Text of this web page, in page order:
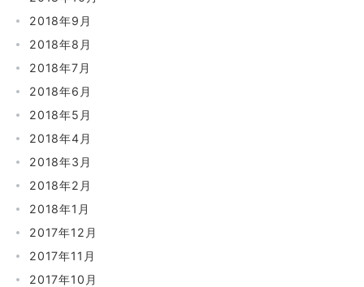
2018年9月
2018年8月
2018年7月
2018年6月
2018年5月
2018年4月
2018年3月
2018年2月
2018年1月
2017年12月
2017年11月
2017年10月